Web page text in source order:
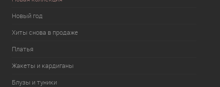
Новый год
Хиты снова в продаже
Платья
Жакеты и кардиганы
Блузы и туники